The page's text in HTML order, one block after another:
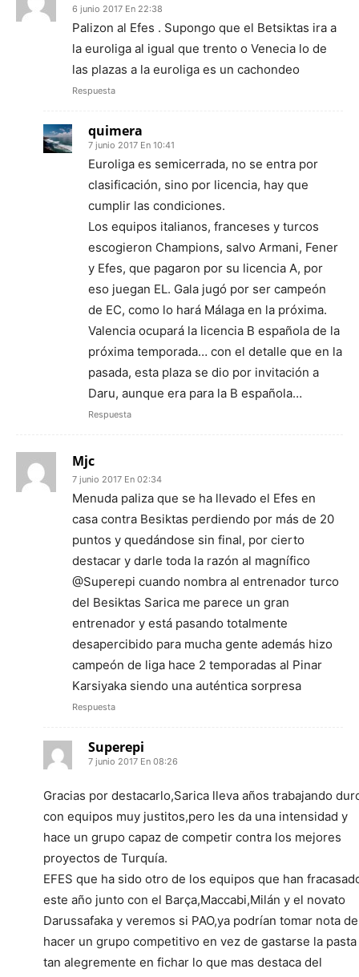
6 junio 2017 En 22:38
Palizon al Efes . Supongo que el Betsiktas ira a
la euroliga al igual que trento o Venecia lo de
las plazas a la euroliga es un cachondeo
Respuesta
quimera
7 junio 2017 En 10:41
Euroliga es semicerrada, no se entra por
clasificación, sino por licencia, hay que
cumplir las condiciones.
Los equipos italianos, franceses y turcos
escogieron Champions, salvo Armani, Fener
y Efes, que pagaron por su licencia A, por
eso juegan EL. Gala jugó por ser campeón
de EC, como lo hará Málaga en la próxima.
Valencia ocupará la licencia B española de la
próxima temporada… con el detalle que en la
pasada, esta plaza se dio por invitación a
Daru, aunque era para la B española…
Respuesta
Mjc
7 junio 2017 En 02:34
Menuda paliza que se ha llevado el Efes en
casa contra Besiktas perdiendo por más de 20
puntos y quedándose sin final, por cierto
destacar y darle toda la razón al magnífico
@Superepi cuando nombra al entrenador turco
del Besiktas Sarica me parece un gran
entrenador y está pasando totalmente
desapercibido para mucha gente además hizo
campeón de liga hace 2 temporadas al Pinar
Karsiyaka siendo una auténtica sorpresa
Respuesta
Superepi
7 junio 2017 En 08:26
Gracias por destacarlo,Sarica lleva años trabajando
con equipos muy justitos,pero les da una intensidad y
hace un grupo capaz de competir contra los mejores
proyectos de Turquía.
EFES que ha sido otro de los equipos que han
este año junto con el Barça,Maccabi,Milán y el novato
Darussafaka y veremos si PAO,ya podrían tomar nota de
hacer un grupo competitivo en vez de gastarse la pasta
tan alegremente en fichar lo que mas destaca del